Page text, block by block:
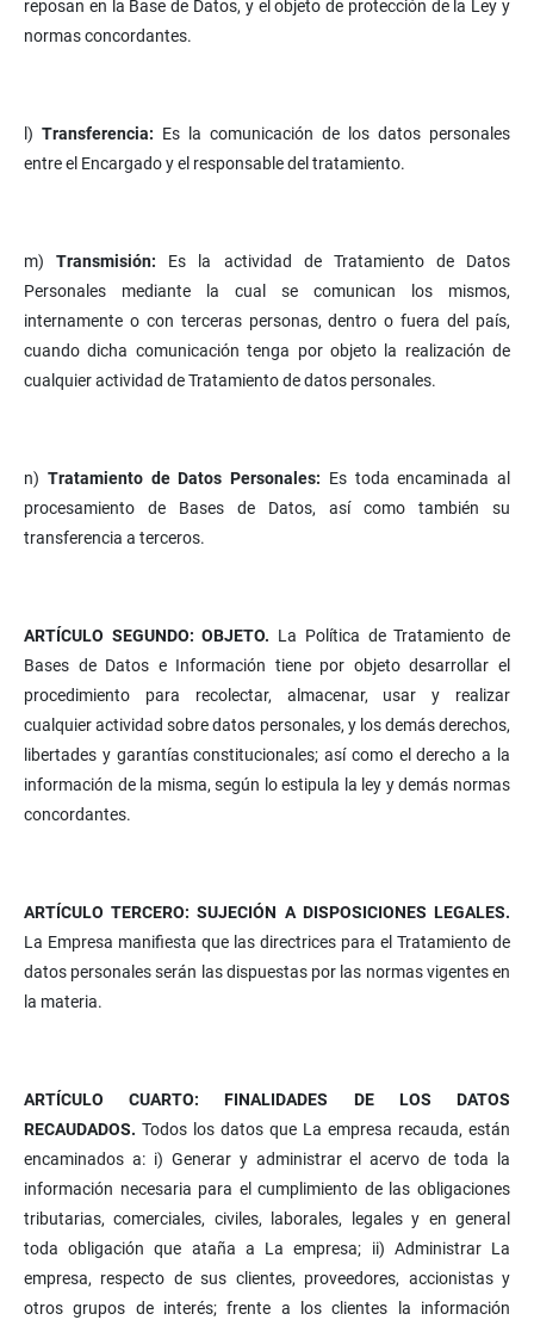
reposan en la Base de Datos, y el objeto de protección de la Ley y
normas concordantes.
l) Transferencia: Es la comunicación de los datos personales
entre el Encargado y el responsable del tratamiento.
m)Transmisión: Es la actividad de Tratamiento de Datos
Personales mediante la cual se comunican los mismos,
internamente o con terceras personas, dentro o fuera del país,
cuando dicha comunicación tenga por objeto la realización de
cualquier actividad de Tratamiento de datos personales.
n) Tratamiento de Datos Personales: Es toda encaminada al
procesamiento de Bases de Datos, así como también su
transferencia a terceros.
ARTÍCULO SEGUNDO: OBJETO. La Política de Tratamiento de
Bases de Datos e Información tiene por objeto desarrollar el
procedimiento para recolectar, almacenar, usar y realizar
cualquier actividad sobre datos personales, y los demás derechos,
libertades y garantías constitucionales; así como el derecho a la
información de la misma, según lo estipula la ley y demás normas
concordantes.
ARTÍCULO TERCERO: SUJECIÓN A DISPOSICIONES LEGALES.
La Empresa manifiesta que las directrices para el Tratamiento de
datos personales serán las dispuestas por las normas vigentes en
la materia.
ARTÍCULO CUARTO: FINALIDADES DE LOS DATOS
RECAUDADOS. Todos los datos que La empresa recauda, están
encaminados a: i) Generar y administrar el acervo de toda la
información necesaria para el cumplimiento de las obligaciones
tributarias, comerciales, civiles, laborales, legales y en general
toda obligación que ataña a La empresa; ii) Administrar La
empresa, respecto de sus clientes, proveedores, accionistas y
otros grupos de interés; frente a los clientes la información